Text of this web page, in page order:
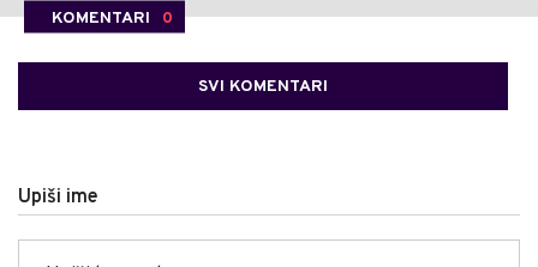
KOMENTARI 0
SVI KOMENTARI
Upiši ime